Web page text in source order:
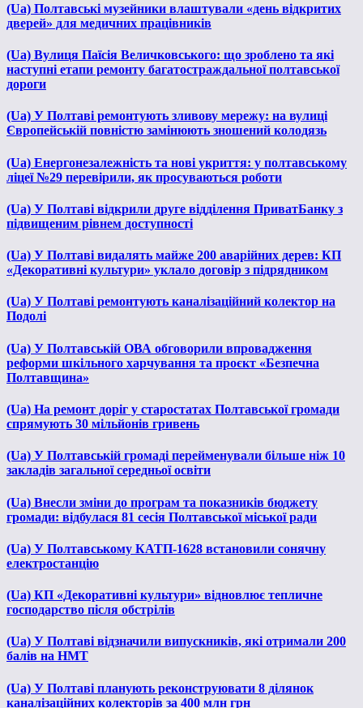
(Ua) Полтавські музейники влаштували «день відкритих
дверей» для медичних працівників
(Ua) Вулиця Паїсія Величковського: що зроблено та які
наступні етапи ремонту багатостраждальної полтавської
дороги
(Ua) У Полтаві ремонтують зливову мережу: на вулиці
Європейській повністю замінюють зношений колодязь
(Ua) Енергонезалежність та нові укриття: у полтавському
ліцеї №29 перевірили, як просуваються роботи
(Ua) У Полтаві відкрили друге відділення ПриватБанку з
підвищеним рівнем доступності
(Ua) У Полтаві видалять майже 200 аварійних дерев: КП
«Декоративні культури» уклало договір з підрядником
(Ua) У Полтаві ремонтують каналізаційний колектор на
Подолі
(Ua) У Полтавській ОВА обговорили впровадження
реформи шкільного харчування та проєкт «Безпечна
Полтавщина»
(Ua) На ремонт доріг у старостатах Полтавської громади
спрямують 30 мільйонів гривень
(Ua) У Полтавській громаді перейменували більше ніж 10
закладів загальної середньої освіти
(Ua) Внесли зміни до програм та показників бюджету
громади: відбулася 81 сесія Полтавської міської ради
(Ua) У Полтавському КАТП-1628 встановили сонячну
електростанцію
(Ua) КП «Декоративні культури» відновлює тепличне
господарство після обстрілів
(Ua) У Полтаві відзначили випускників, які отримали 200
балів на НМТ
(Ua) У Полтаві планують реконструювати 8 ділянок
каналізаційних колекторів за 400 млн грн